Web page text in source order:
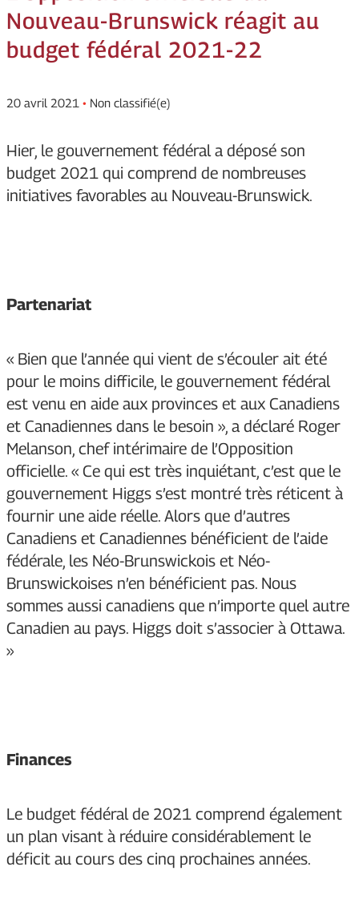
Nouveau-Brunswick réagit au
budget fédéral 2021-22
20 avril 2021 • Non classifié(e)
Hier, le gouvernement fédéral a déposé son
budget 2021 qui comprend de nombreuses
initiatives favorables au Nouveau-Brunswick.
Partenariat
« Bien que l’année qui vient de s’écouler ait été
pour le moins difficile, le gouvernement fédéral
est venu en aide aux provinces et aux Canadiens
et Canadiennes dans le besoin », a déclaré Roger
Melanson, chef intérimaire de l’Opposition
officielle. « Ce qui est très inquiétant, c’est que le
gouvernement Higgs s’est montré très réticent à
fournir une aide réelle. Alors que d’autres
Canadiens et Canadiennes bénéficient de l’aide
fédérale, les Néo-Brunswickois et Néo-
Brunswickoises n’en bénéficient pas. Nous
sommes aussi canadiens que n’importe quel autre
Canadien au pays. Higgs doit s’associer à Ottawa.
»
Finances
Le budget fédéral de 2021 comprend également
un plan visant à réduire considérablement le
déficit au cours des cinq prochaines années.